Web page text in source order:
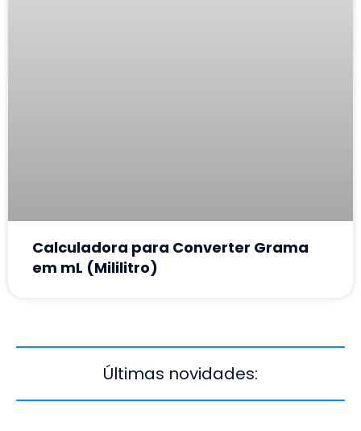
Calculadora para Converter Grama
em mL (Mililitro)
Últimas novidades: